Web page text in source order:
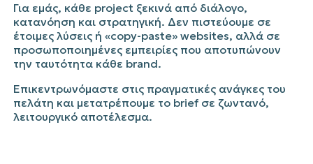
Για εμάς, κάθε project ξεκινά από διάλογο,
κατανόηση και στρατηγική. Δεν πιστεύουμε σε
έτοιμες λύσεις ή «copy-paste» websites, αλλά σε
προσωποποιημένες εμπειρίες που αποτυπώνουν
την ταυτότητα κάθε brand.
Επικεντρωνόμαστε στις πραγματικές ανάγκες του
πελάτη και μετατρέπουμε το brief σε ζωντανό,
λειτουργικό αποτέλεσμα.